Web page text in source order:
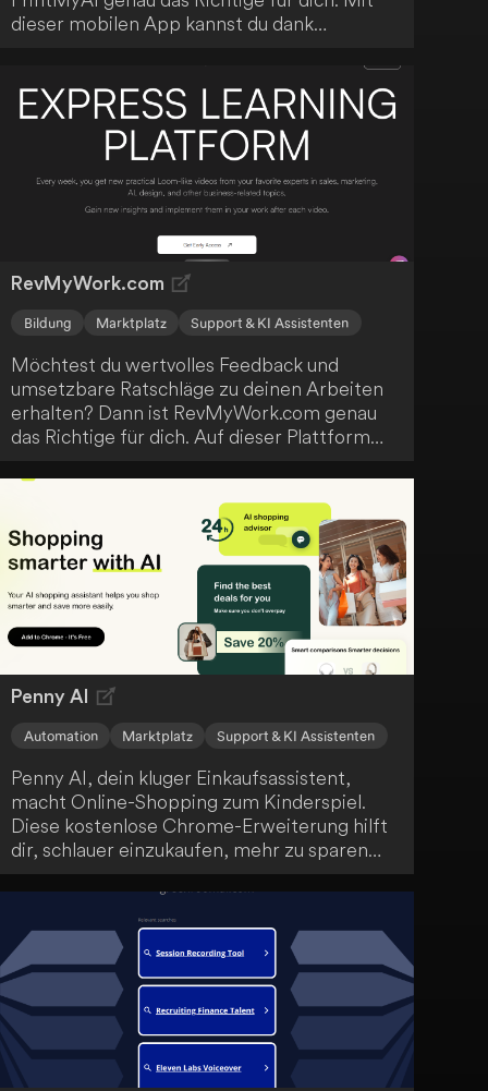
dieser mobilen App kannst du dank
personalisierte Porträts erstellen, die du auf
T-Shirts, Tassen und weitere Produkte
drucken lassen kannst. Die eigens
entwickelte Technologie von PrintMyAI
eröffnet dir neue, fesselnde Möglichkeiten,
dein Angebot zu bereichern.
RevMyWork.com
Bildung Marktplatz Support & KI Assistenten
Möchtest du wertvolles Feedback und
umsetzbare Ratschläge zu deinen Arbeiten
erhalten? Dann ist RevMyWork.com genau
das Richtige für dich. Auf dieser Plattform
durch Experten einreichen. Gleichzeitig
können sich Experten schnell anmelden und
ihr Wissen monetarisieren, indem sie
anderen dabei helfen, ihre Fähigkeiten zu
verbessern. RevMyWork.com bringt
Menschen zusammen, die ihre Arbeit
perfektionieren möchten, und Fachleute, die
ihr Wissen teilen wollen.
Penny AI
Automation Marktplatz Support & KI Assistenten
Penny AI, dein kluger Einkaufsassistent,
macht Online-Shopping zum Kinderspiel.
Diese kostenlose Chrome-Erweiterung hilft
dir, schlauer einzukaufen, mehr zu sparen
und informierte Kaufentscheidungen zu
treffen. Mit Funktionen wie Preisvergleich,
Entdeckung ähnlicher Artikel und
automatisierter Vor- und Nachteile-Analyse
optimiert Penny AI dein Online-
Einkaufserlebnis und unterstützt dich dabei,
die besten Angebote zu finden und
Überzahlungen zu vermeiden.